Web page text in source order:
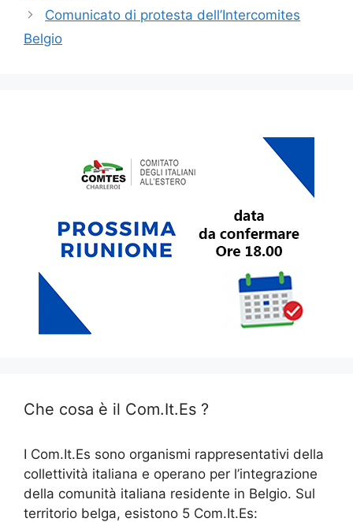
Comunicato di protesta dell’Intercomites
Belgio
Che cosa è il Com.It.Es ?
I Com.It.Es sono organismi rappresentativi della
collettività italiana e operano per l’integrazione
della comunità italiana residente in Belgio. Sul
territorio belga, esistono 5 Com.It.Es: